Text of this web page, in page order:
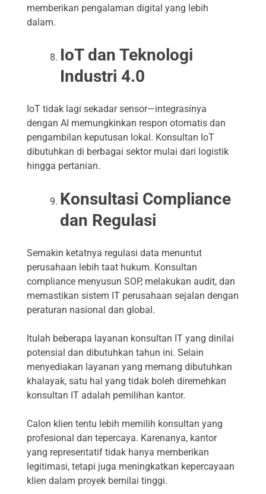
memberikan pengalaman digital yang lebih
dalam.
IoT dan Teknologi
Industri 4.0
IoT tidak lagi sekadar sensor—integrasinya
dengan AI memungkinkan respon otomatis dan
pengambilan keputusan lokal. Konsultan IoT
dibutuhkan di berbagai sektor mulai dari logistik
hingga pertanian.
Konsultasi Compliance
dan Regulasi
Semakin ketatnya regulasi data menuntut
perusahaan lebih taat hukum. Konsultan
compliance menyusun SOP, melakukan audit, dan
memastikan sistem IT perusahaan sejalan dengan
peraturan nasional dan global.
Itulah beberapa layanan konsultan IT yang dinilai
potensial dan dibutuhkan tahun ini. Selain
menyediakan layanan yang memang dibutuhkan
khalayak, satu hal yang tidak boleh diremehkan
konsultan IT adalah pemilihan kantor.
Calon klien tentu lebih memilih konsultan yang
profesional dan tepercaya. Karenanya, kantor
yang representatif tidak hanya memberikan
legitimasi, tetapi juga meningkatkan kepercayaan
klien dalam proyek bernilai tinggi.